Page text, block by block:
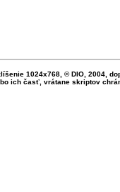
1024x768, © DIO, 2004,
ich časť, vrátane skriptov